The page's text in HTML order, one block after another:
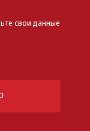
свои данные